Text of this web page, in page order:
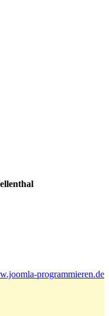
programmieren.de